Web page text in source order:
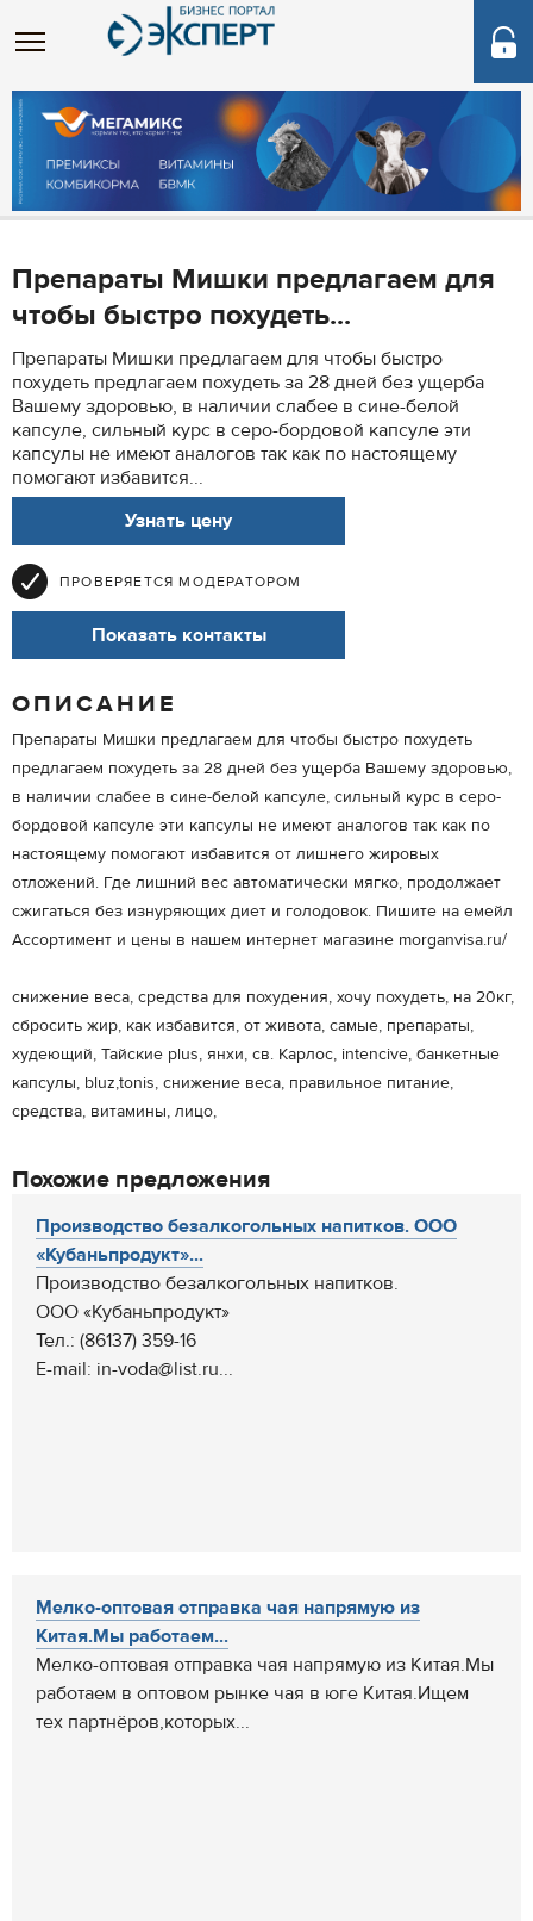
Препараты Мишки предлагаем для
чтобы быстро похудеть...
Препараты Мишки предлагаем для чтобы быстро
похудеть предлагаем похудеть за 28 дней без ущерба
Вашему здоровью, в наличии слабее в сине-белой
капсуле, сильный курс в серо-бордовой капсуле эти
капсулы не имеют аналогов так как по настоящему
помогают избавится...
Узнать цену
ПРОВЕРЯЕТСЯ МОДЕРАТОРОМ
Показать контакты
ОПИСАНИЕ
Препараты Мишки предлагаем для чтобы быстро похудеть
предлагаем похудеть за 28 дней без ущерба Вашему здоровью,
в наличии слабее в сине-белой капсуле, сильный курс в серо-
бордовой капсуле эти капсулы не имеют аналогов так как по
настоящему помогают избавится от лишнего жировых
отложений. Где лишний вес автоматически мягко, продолжает
сжигаться без изнуряющих диет и голодовок. Пишите на емейл
Ассортимент и цены в нашем интернет магазине morganvisa.ru/
снижение веса, средства для похудения, хочу похудеть, на 20кг,
сбросить жир, как избавится, от живота, самые, препараты,
худеющий, Тайские plus, янхи, св. Карлос, intencive, банкетные
капсулы, bluz,tonis, снижение веса, правильное питание,
средства, витамины, лицо,
Похожие предложения
Производство безалкогольных напитков. ООО
«Кубаньпродукт»...
Производство безалкогольных напитков.
ООО «Кубаньпродукт»
Тел.: (86137) 359-16
E-mail: in-voda@list.ru...
Мелко-оптовая отправка чая напрямую из
Китая.Мы работаем...
Мелко-оптовая отправка чая напрямую из Китая.Мы
работаем в оптовом рынке чая в юге Китая.Ищем
тех партнёров,которых...